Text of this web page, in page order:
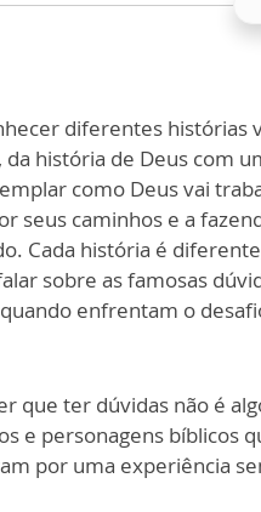
diferentes histórias
história de Deus com
como Deus vai
seus caminhos e a
Cada história é
sobre as famosas
enfrentam o
que ter dúvidas não é
e personagens bíblicos
por uma experiência